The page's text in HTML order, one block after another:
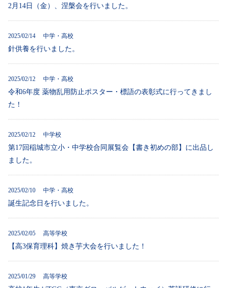
2月14日（金）、涅槃会を行いました。
2025/02/14 中学・高校
針供養を行いました。
2025/02/12 中学・高校
令和6年度 薬物乱用防止ポスター・標語の表彰式に行ってきまし
た！
2025/02/12 中学校
第17回稲城市立小・中学校合同展覧会【書き初めの部】に出品し
ました。
2025/02/10 中学・高校
誕生記念日を行いました。
2025/02/05 高等学校
【高3保育理科】焼き芋大会を行いました！
2025/01/29 高等学校